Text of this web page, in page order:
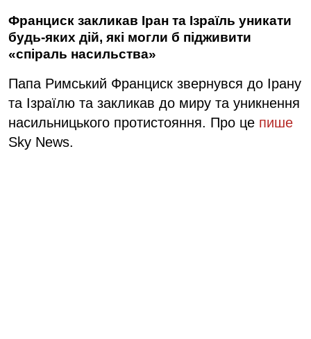
Франциск закликав Іран та Ізраїль уникати
будь-яких дій, які могли б підживити
«спіраль насильства»
Папа Римський Франциск звернувся до Ірану
та Ізраїлю та закликав до миру та уникнення
насильницького протистояння. Про це пише
Sky News.